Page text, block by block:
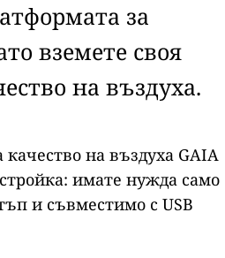
за
вземете своя
на въздуха.
на въздуха GAIA
имате нужда само
и съвместимо с USB